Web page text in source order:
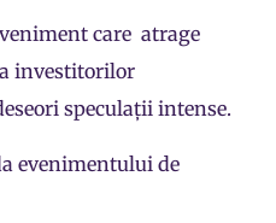
care atrage
investitorilor
speculații intense.
evenimentului de